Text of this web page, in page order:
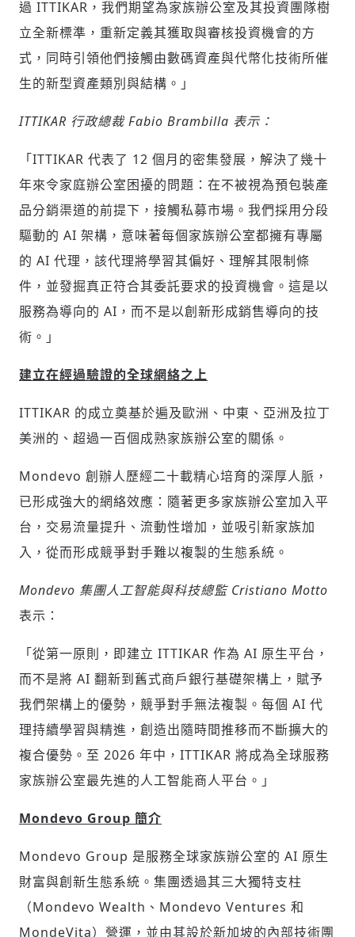
登入或註冊
掌握國際政經脈動
輸入 Email 驗證碼
請輸入發送到的驗證碼
(十分鐘內有效)
過 ITTIKAR，我們期望為家族辦公室及其投資團隊樹
立全新標準，重新定義其獲取與審核投資機會的方
式，同時引領他們接觸由數碼資產與代幣化技術所催
生的新型資產類別與結構。」
ITTIKAR 行政總裁Fabio Brambilla 表示：
「ITTIKAR 代表了 12 個月的密集發展，解決了幾十
年來令家庭辦公室困擾的問題：在不被視為預包裝產
品分銷渠道的前提下，接觸私募市場。我們採用分段
驅動的 AI 架構，意味著每個家族辦公室都擁有專屬
的 AI 代理，該代理將學習其偏好、理解其限制條
件，並發掘真正符合其委託要求的投資機會。這是以
服務為導向的 AI，而不是以創新形成銷售導向的技
術。」
建立在經過驗證的全球網絡之上
ITTIKAR 的成立奠基於遍及歐洲、中東、亞洲及拉丁
美洲的、超過一百個成熟家族辦公室的關係。
Mondevo 創辦人歷經二十載精心培育的深厚人脈，
已形成強大的網絡效應：隨著更多家族辦公室加入平
台，交易流量提升、流動性增加，並吸引新家族加
入，從而形成競爭對手難以複製的生態系統。
Mondevo 集團人工智能與科技總監 Cristiano Motto
表示：
「從第一原則，即建立 ITTIKAR 作為 AI 原生平台，
而不是將 AI 翻新到舊式商戶銀行基礎架構上，賦予
我們架構上的優勢，競爭對手無法複製。每個 AI 代
理持續學習與精進，創造出隨時間推移而不斷擴大的
複合優勢。至 2026 年中，ITTIKAR 將成為全球服務
家族辦公室最先進的人工智能商人平台。」
Mondevo Group 簡介
Mondevo Group 是服務全球家族辦公室的 AI 原生
財富與創新生態系統。集團透過其三大獨特支柱
（Mondevo Wealth、Mondevo Ventures 和
MondeVita）營運，並由其設於新加坡的內部技術團